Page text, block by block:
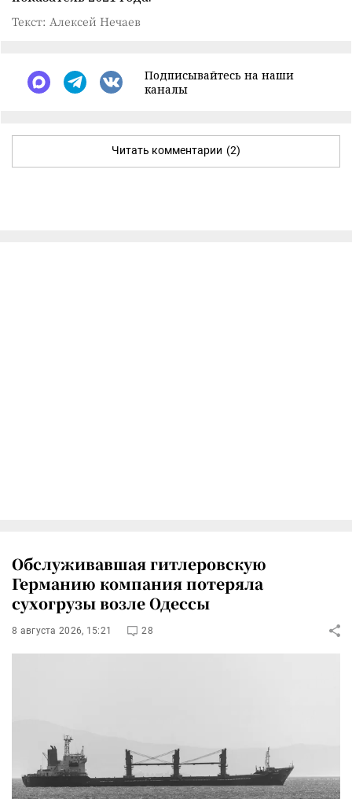
Текст: Алексей Нечаев
Подписывайтесь на наши
каналы
Читать комментарии (2)
Обслуживавшая гитлеровскую
Германию компания потеряла
сухогрузы возле Одессы
8 августа 2026, 15:21 28